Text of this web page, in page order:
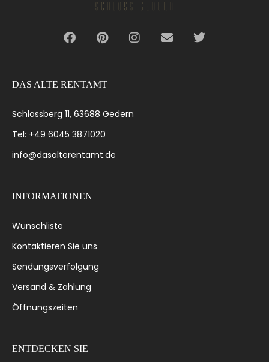
DAS ALTE RENTAMT
Schlossberg 11, 63688 Gedern
Tel: +49 6045 3871020
info@dasalterentamt.de
INFORMATIONEN
Wunschliste
Kontaktieren Sie uns
Sendungsverfolgung
Versand & Zahlung
Öffnungszeiten
ENTDECKEN SIE